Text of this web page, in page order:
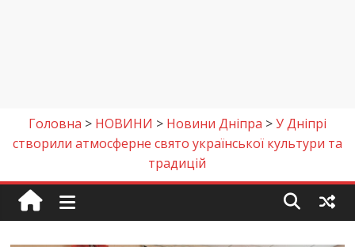
Головна > НОВИНИ > Новини Дніпра >У Дніпрі
створили атмосферне свято української культури та
традицій